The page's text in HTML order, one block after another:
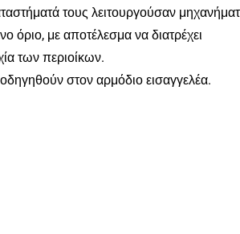
τους λειτουργούσαν
με αποτέλεσμα να διατρέχει
των περιοίκων.
στον αρμόδιο εισαγγελέα.